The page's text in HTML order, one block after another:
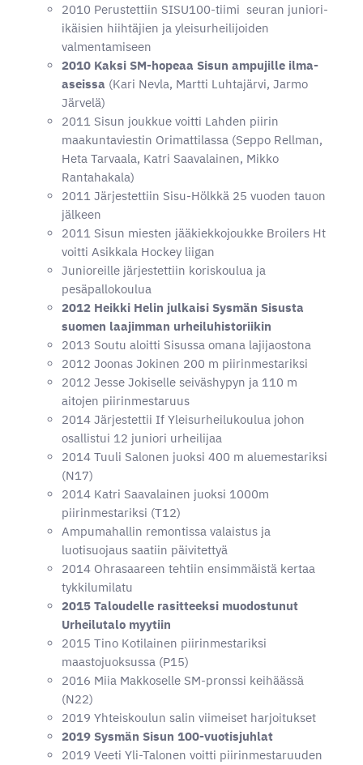
2010 Perustettiin SISU100-tiimi seuran juniori-
ikäisien hiihtäjien ja yleisurheilijoiden
valmentamiseen
2010 Kaksi SM-hopeaa Sisun ampujille ilma-
aseissa (Kari Nevla, Martti Luhtajärvi, Jarmo
Järvelä)
2011 Sisun joukkue voitti Lahden piirin
maakuntaviestin Orimattilassa (Seppo Rellman,
Heta Tarvaala, Katri Saavalainen, Mikko
Rantahakala)
2011 Järjestettiin Sisu-Hölkkä 25 vuoden tauon
jälkeen
2011 Sisun miesten jääkiekkojoukke Broilers Ht
voitti Asikkala Hockey liigan
Junioreille järjestettiin koriskoulua ja
pesäpallokoulua
2012 Heikki Helin julkaisi Sysmän Sisusta
suomen laajimman urheiluhistoriikin
2013 Soutu aloitti Sisussa omana lajijaostona
2012 Joonas Jokinen 200 m piirinmestariksi
2012 Jesse Jokiselle seiväshypyn ja 110 m
aitojen piirinmestaruus
2014 Järjestettii If Yleisurheilukoulua johon
osallistui 12 juniori urheilijaa
2014 Tuuli Salonen juoksi 400 m aluemestariksi
(N17)
2014 Katri Saavalainen juoksi 1000m
piirinmestariksi (T12)
Ampumahallin remontissa valaistus ja
luotisuojaus saatiin päivitettyä
2014 Ohrasaareen tehtiin ensimmäistä kertaa
tykkilumilatu
2015 Taloudelle rasitteeksi muodostunut
Urheilutalo myytiin
2015 Tino Kotilainen piirinmestariksi
maastojuoksussa (P15)
2016 Miia Makkoselle SM-pronssi keihäässä
(N22)
2019 Yhteiskoulun salin viimeiset harjoitukset
2019 Sysmän Sisun 100-vuotisjuhlat
2019 Veeti Yli-Talonen voitti piirinmestaruuden